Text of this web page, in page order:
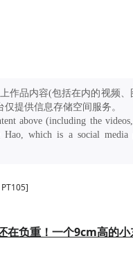
作品内容(包括在内的视频
仅提供信息存储空间服务。
above (including the
Hao, which is a social media
在负重！一个9cm高的